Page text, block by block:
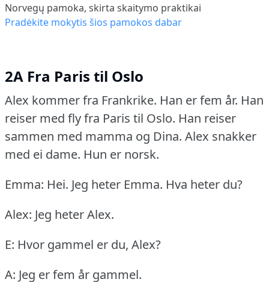
Norvegų pamoka, skirta skaitymo praktikai
Pradėkite mokytis šios pamokos dabar
2A Fra Paris til Oslo
Alex kommer fra Frankrike. Han er fem år. Han
reiser med fly fra Paris til Oslo. Han reiser
sammen med mamma og Dina. Alex snakker
med ei dame. Hun er norsk.
Emma: Hei. Jeg heter Emma. Hva heter du?
Alex: Jeg heter Alex.
E: Hvor gammel er du, Alex?
A: Jeg er fem år gammel.